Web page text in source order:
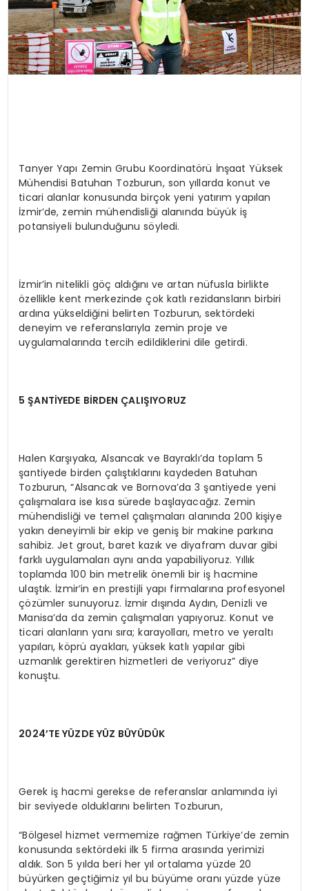
Tanyer Yapı Zemin Grubu Koordinatörü İnşaat Yüksek
Mühendisi Batuhan Tozburun, son yıllarda konut ve
ticari alanlar konusunda birçok yeni yatırım yapılan
İzmir’de, zemin mühendisliği alanında büyük iş
potansiyeli bulunduğunu söyledi.
İzmir’in nitelikli göç aldığını ve artan nüfusla birlikte
özellikle kent merkezinde çok katlı rezidansların birbiri
ardına yükseldiğini belirten Tozburun, sektördeki
deneyim ve referanslarıyla zemin proje ve
uygulamalarında tercih edildiklerini dile getirdi.
5 ŞANTİYEDE BİRDEN ÇALIŞIYORUZ
Halen Karşıyaka, Alsancak ve Bayraklı’da toplam 5
şantiyede birden çalıştıklarını kaydeden Batuhan
Tozburun, “Alsancak ve Bornova’da 3 şantiyede yeni
çalışmalara ise kısa sürede başlayacağız. Zemin
mühendisliği ve temel çalışmaları alanında 200 kişiye
yakın deneyimli bir ekip ve geniş bir makine parkına
sahibiz. Jet grout, baret kazık ve diyafram duvar gibi
farklı uygulamaları aynı anda yapabiliyoruz. Yıllık
toplamda 100 bin metrelik önemli bir iş hacmine
ulaştık. İzmir’in en prestijli yapı firmalarına profesyonel
çözümler sunuyoruz. İzmir dışında Aydın, Denizli ve
Manisa’da da zemin çalışmaları yapıyoruz. Konut ve
ticari alanların yanı sıra; karayolları, metro ve yeraltı
yapıları, köprü ayakları, yüksek katlı yapılar gibi
uzmanlık gerektiren hizmetleri de veriyoruz” diye
konuştu.
2024’TE YÜZDE YÜZ BÜYÜDÜK
Gerek iş hacmi gerekse de referanslar anlamında iyi
bir seviyede olduklarını belirten Tozburun,
“Bölgesel hizmet vermemize rağmen Türkiye’de zemin
konusunda sektördeki ilk 5 firma arasında yerimizi
aldık. Son 5 yılda beri her yıl ortalama yüzde 20
büyürken geçtiğimiz yıl bu büyüme oranı yüzde yüze